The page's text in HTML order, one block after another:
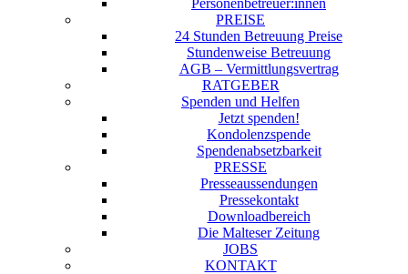
Personenbetreuer:innen
PREISE
24 Stunden Betreuung Preise
Stundenweise Betreuung
AGB – Vermittlungsvertrag
RATGEBER
Spenden und Helfen
Jetzt spenden!
Kondolenzspende
Spendenabsetzbarkeit
PRESSE
Presseaussendungen
Pressekontakt
Downloadbereich
Die Malteser Zeitung
JOBS
KONTAKT